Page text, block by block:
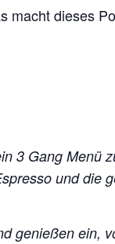
macht dieses
3 Gang Menü
und die
genießen ein,